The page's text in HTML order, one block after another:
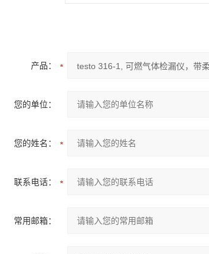
产品：
您的单位：
您的姓名：
联系电话：
常用邮箱：